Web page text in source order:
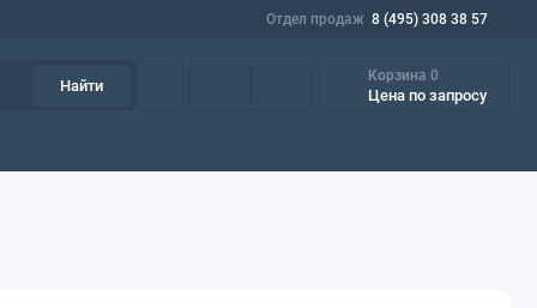
Отдел продаж 8 (495) 308 38 57
Найти
Корзина 0
Цена по запросу